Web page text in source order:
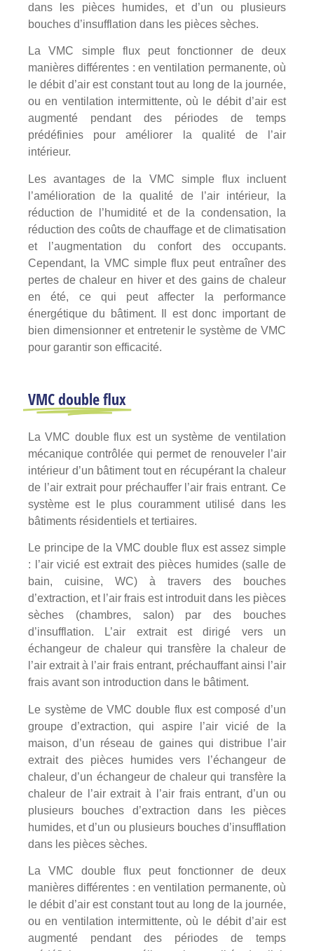
dans les pièces humides, et d’un ou plusieurs
bouches d’insufflation dans les pièces sèches.
La VMC simple flux peut fonctionner de deux
manières différentes : en ventilation permanente, où
le débit d’air est constant tout au long de la journée,
ou en ventilation intermittente, où le débit d’air est
augmenté pendant des périodes de temps
prédéfinies pour améliorer la qualité de l’air
intérieur.
Les avantages de la VMC simple flux incluent
l’amélioration de la qualité de l’air intérieur, la
réduction de l’humidité et de la condensation, la
réduction des coûts de chauffage et de climatisation
et l’augmentation du confort des occupants.
Cependant, la VMC simple flux peut entraîner des
pertes de chaleur en hiver et des gains de chaleur
en été, ce qui peut affecter la performance
énergétique du bâtiment. Il est donc important de
bien dimensionner et entretenir le système de VMC
pour garantir son efficacité.
VMC double flux
La VMC double flux est un système de ventilation
mécanique contrôlée qui permet de renouveler l’air
intérieur d’un bâtiment tout en récupérant la chaleur
de l’air extrait pour préchauffer l’air frais entrant. Ce
système est le plus couramment utilisé dans les
bâtiments résidentiels et tertiaires.
Le principe de la VMC double flux est assez simple
: l’air vicié est extrait des pièces humides (salle de
bain, cuisine, WC) à travers des bouches
d’extraction, et l’air frais est introduit dans les pièces
sèches (chambres, salon) par des bouches
d’insufflation. L’air extrait est dirigé vers un
échangeur de chaleur qui transfère la chaleur de
l’air extrait à l’air frais entrant, préchauffant ainsi l’air
frais avant son introduction dans le bâtiment.
Le système de VMC double flux est composé d’un
groupe d’extraction, qui aspire l’air vicié de la
maison, d’un réseau de gaines qui distribue l’air
extrait des pièces humides vers l’échangeur de
chaleur, d’un échangeur de chaleur qui transfère la
chaleur de l’air extrait à l’air frais entrant, d’un ou
plusieurs bouches d’extraction dans les pièces
humides, et d’un ou plusieurs bouches d’insufflation
dans les pièces sèches.
La VMC double flux peut fonctionner de deux
manières différentes : en ventilation permanente, où
le débit d’air est constant tout au long de la journée,
ou en ventilation intermittente, où le débit d’air est
augmenté pendant des périodes de temps